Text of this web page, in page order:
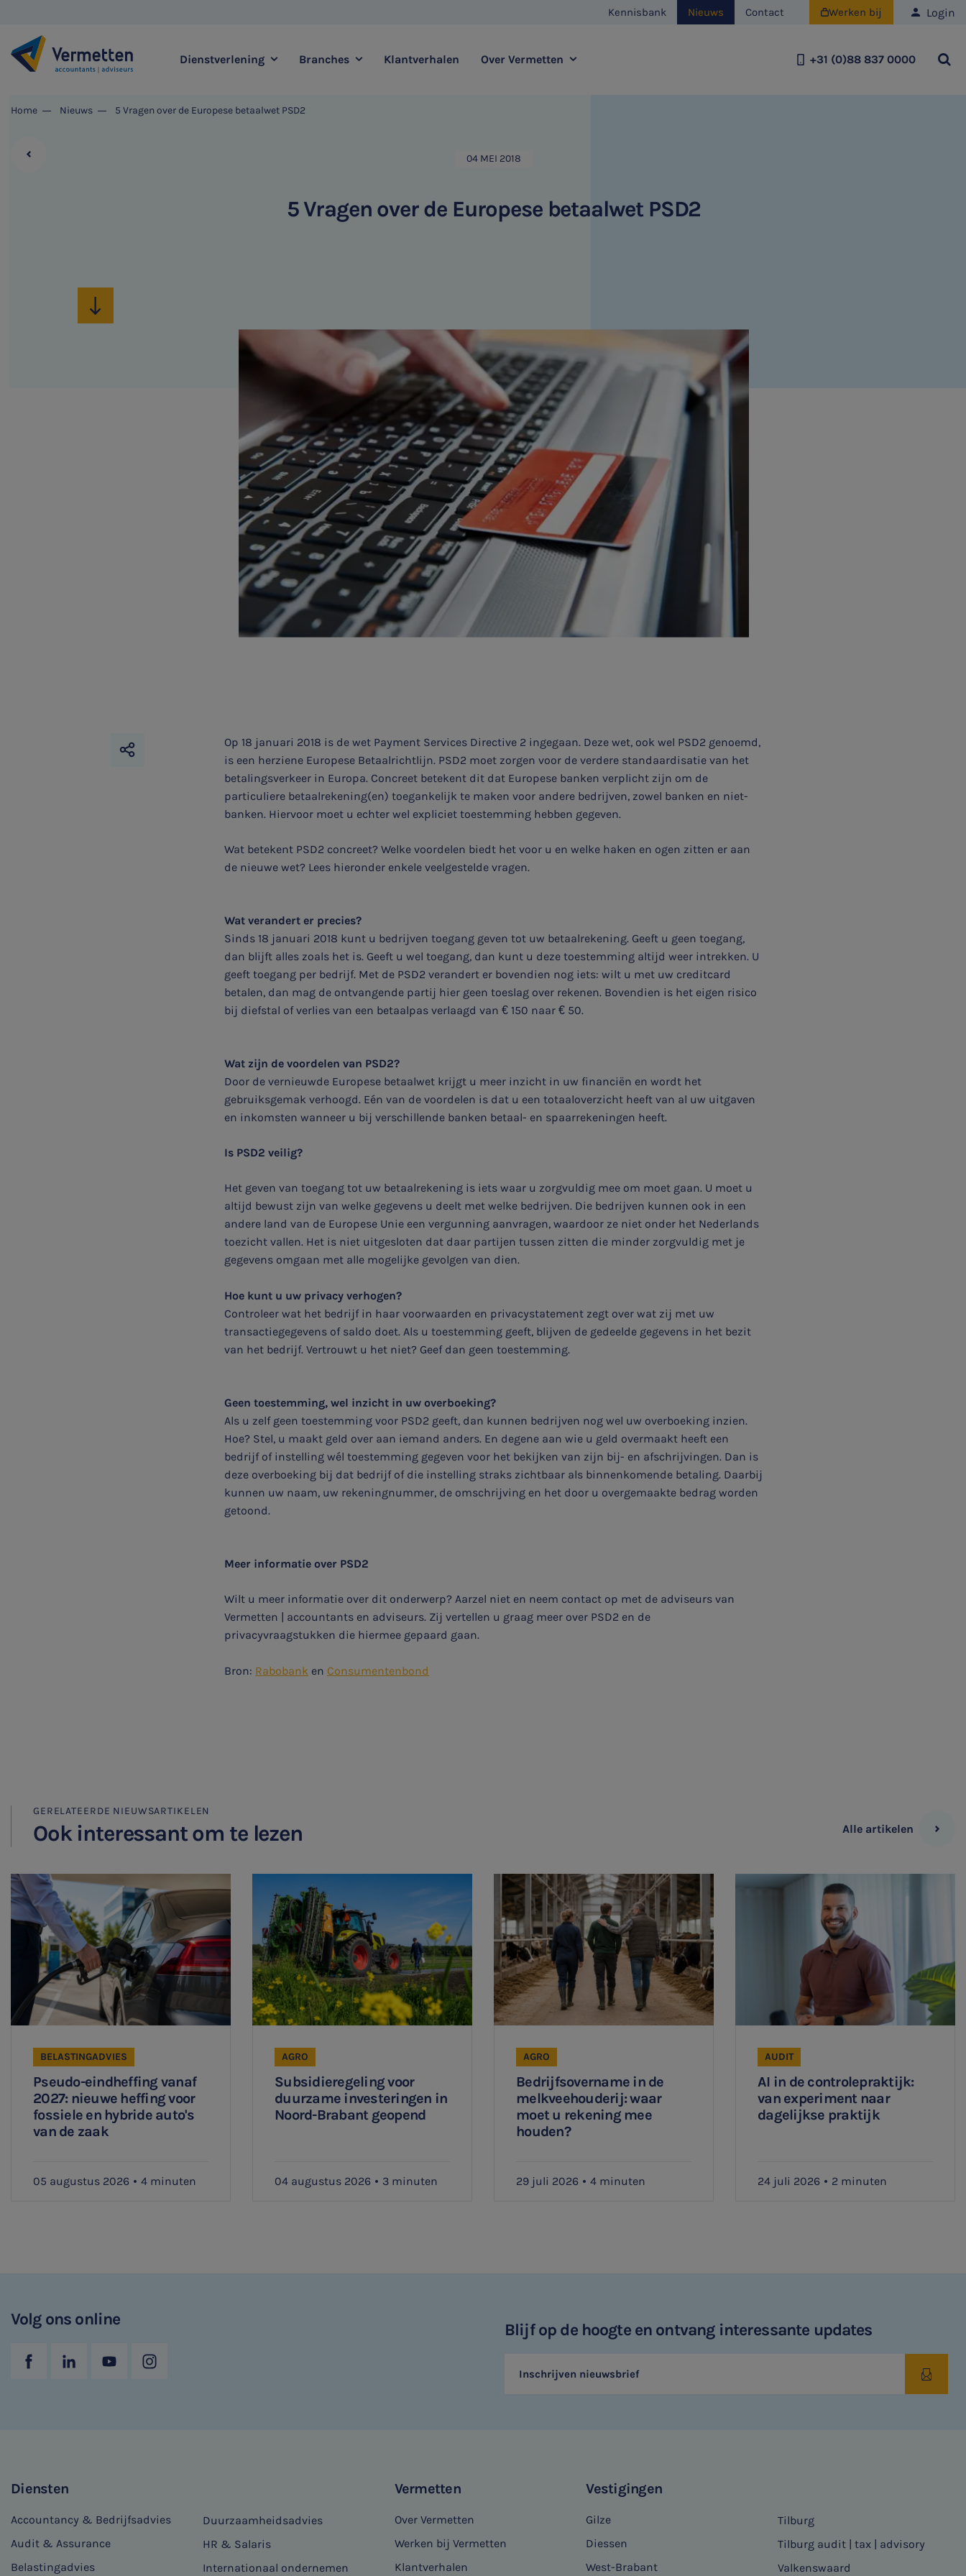
Kennisbank Nieuws Contact Werken bij Login
|
Dienstverlening
Meest gezochte thema's
Bekijk alle diensten
Branches Klantverhalen Over Vermetten +31 (0)88 837 0000 

Home Nieuws 5 Vragen over de Europese betaalwet PSD2
Aanmelden topic-meldingen
Ontvang meldingen bij belangrijke ontwikkelingen rondom
het topic: Stikstof
E-mailadres
04 MEI 2018
5 Vragen over de Europese betaalwet PSD2
Op 18 januari 2018 is de wet Payment Services Directive 2 ingegaan. Deze wet, ook wel PSD2 genoemd,
is een herziene Europese Betaalrichtlijn. PSD2 moet zorgen voor de verdere standaardisatie van het
betalingsverkeer in Europa. Concreet betekent dit dat Europese banken verplicht zijn om de
particuliere betaalrekening(en) toegankelijk te maken voor andere bedrijven, zowel banken en niet-
banken. Hiervoor moet u echter wel expliciet toestemming hebben gegeven.
Wat betekent PSD2 concreet? Welke voordelen biedt het voor u en welke haken en ogen zitten er aan
de nieuwe wet? Lees hieronder enkele veelgestelde vragen.
Wat verandert er precies?
Sinds 18 januari 2018 kunt u bedrijven toegang geven tot uw betaalrekening. Geeft u geen toegang,
dan blijft alles zoals het is. Geeft u wel toegang, dan kunt u deze toestemming altijd weer intrekken. U
geeft toegang per bedrijf. Met de PSD2 verandert er bovendien nog iets: wilt u met uw creditcard
betalen, dan mag de ontvangende partij hier geen toeslag over rekenen. Bovendien is het eigen risico
bij diefstal of verlies van een betaalpas verlaagd van € 150 naar € 50.
Wat zijn de voordelen van PSD2?
Door de vernieuwde Europese betaalwet krijgt u meer inzicht in uw financiën en wordt het
gebruiksgemak verhoogd. Eén van de voordelen is dat u een totaaloverzicht heeft van al uw uitgaven
en inkomsten wanneer u bij verschillende banken betaal- en spaarrekeningen heeft.
Is PSD2 veilig?
Het geven van toegang tot uw betaalrekening is iets waar u zorgvuldig mee om moet gaan. U moet u
altijd bewust zijn van welke gegevens u deelt met welke bedrijven. Die bedrijven kunnen ook in een
andere land van de Europese Unie een vergunning aanvragen, waardoor ze niet onder het Nederlands
toezicht vallen. Het is niet uitgesloten dat daar partijen tussen zitten die minder zorgvuldig met je
gegevens omgaan met alle mogelijke gevolgen van dien.
Hoe kunt u uw privacy verhogen?
Controleer wat het bedrijf in haar voorwaarden en privacystatement zegt over wat zij met uw
transactiegegevens of saldo doet. Als u toestemming geeft, blijven de gedeelde gegevens in het bezit
van het bedrijf. Vertrouwt u het niet? Geef dan geen toestemming.
Geen toestemming, wel inzicht in uw overboeking?
Als u zelf geen toestemming voor PSD2 geeft, dan kunnen bedrijven nog wel uw overboeking inzien.
Hoe? Stel, u maakt geld over aan iemand anders. En degene aan wie u geld overmaakt heeft een
bedrijf of instelling wél toestemming gegeven voor het bekijken van zijn bij- en afschrijvingen. Dan is
deze overboeking bij dat bedrijf of die instelling straks zichtbaar als binnenkomende betaling. Daarbij
kunnen uw naam, uw rekeningnummer, de omschrijving en het door u overgemaakte bedrag worden
getoond.
Meer informatie over PSD2
Wilt u meer informatie over dit onderwerp? Aarzel niet en neem contact op met de adviseurs van
Vermetten | accountants en adviseurs. Zij vertellen u graag meer over PSD2 en de
privacyvraagstukken die hiermee gepaard gaan.
Bron: Rabobank en Consumentenbond
GERELATEERDE NIEUWSARTIKELEN
Ook interessant om te lezen Alle artikelen
Pseudo-eindheffing vanaf
2027: nieuwe heffing voor
fossiele en hybride auto's
van de zaak
BELASTINGADVIES
05 augustus 2026 4 minuten
Subsidieregeling voor
duurzame investeringen in
Noord-Brabant geopend
AGRO
04 augustus 2026 3 minuten
Bedrijfsovername in de
melkveehouderij: waar
moet u rekening mee
houden?
AGRO
29 juli 2026 4 minuten
AI in de controlepraktijk:
van experiment naar
dagelijkse praktijk
AUDIT
24 juli 2026 2 minuten
Volg ons online
Blijf op de hoogte en ontvang interessante updates
Inschrijven nieuwsbrief
Diensten
Accountancy & Bedrijfsadvies
Audit & Assurance
Belastingadvies
Duurzaamheidsadvies
HR & Salaris
Internationaal ondernemen
Vermetten
Over Vermetten
Werken bij Vermetten
Klantverhalen
Vestigingen
Gilze
Diessen
West-Brabant
Tilburg
Tilburg audit | tax | advisory
Valkenswaard